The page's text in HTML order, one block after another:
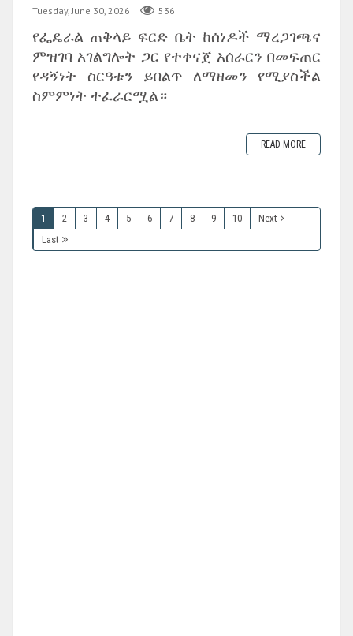
Tuesday, June 30, 2026 536
‎የፌዴራል ጠቅላይ ፍርድ ቤት ከሰነዶች ማረጋገጫና
ምዝገባ አገልግሎት ጋር የተቀናጀ አሰራርን በመፍጠር
የዳኝነት ስርዓቱን ይበልጥ ለማዘመን የሚያስችል
ስምምነት ተፈራርሟል።
READ MORE
1 2 3 4 5 6 7 8 9 10
Next
Last